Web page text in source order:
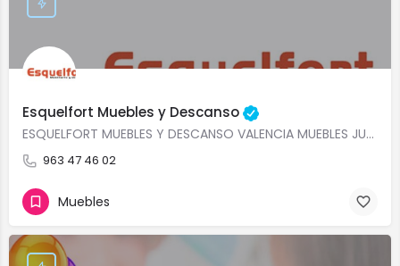
Esquelfort Muebles y Descanso
ESQUELFORT MUEBLES Y DESCANSO VALENCIA MUEBLES JUVENILES EN OFERTA VALENCIA DORMITORIOS JUVENILES,…
963 47 46 02
Muebles